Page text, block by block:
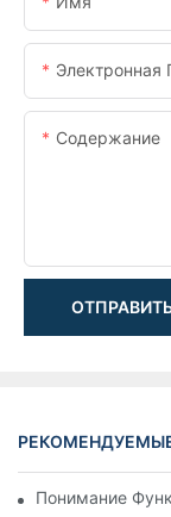
Электронная
Содержание
Понимание